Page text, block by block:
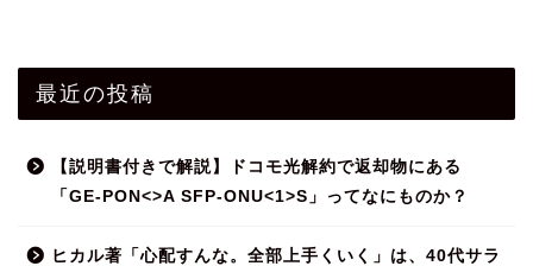
最近の投稿
【説明書付きで解説】ドコモ光解約で返却物にある
「GE-PON<>A SFP-ONU<1>S」ってなにものか？
ヒカル著「心配すんな。全部上手くいく」は、40代サラ